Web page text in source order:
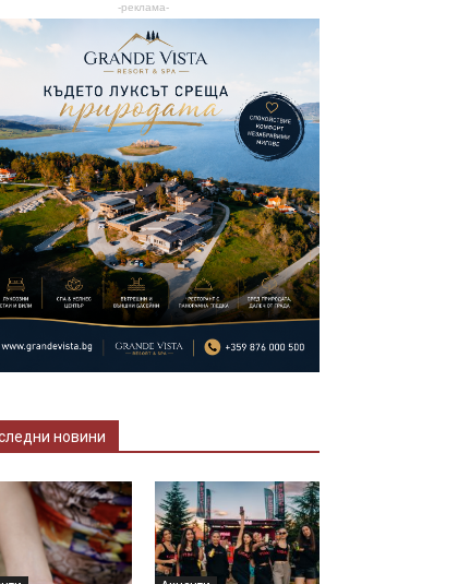
-реклама-
новини